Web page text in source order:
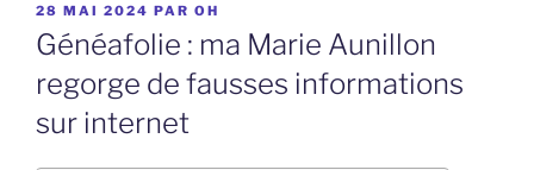
PUBLIÉ
LE
28 MAI 2024 PAR OH
Généafolie : ma Marie Aunillon
regorge de fausses informations
sur internet